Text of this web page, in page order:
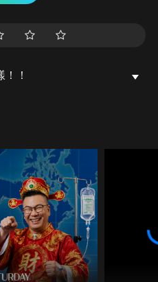
！
手掌生殺大權的職業
法官們的日常，
職業——「法官」本人
的困難與挑戰呢？